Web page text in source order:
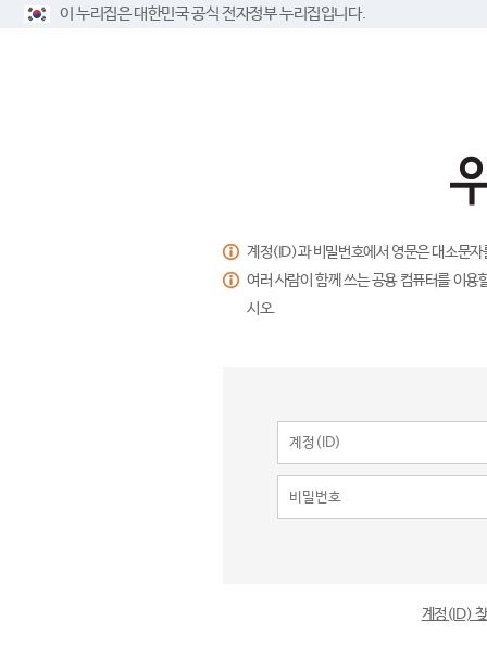
이 누리집은 대한민국 공식 전자정부 누리집입니다.
계정(ID)과 비밀번호에서 영문은 대소문
여러 사람이 함께 쓰는 공용 컴퓨터를 이
시오.
계정(ID)